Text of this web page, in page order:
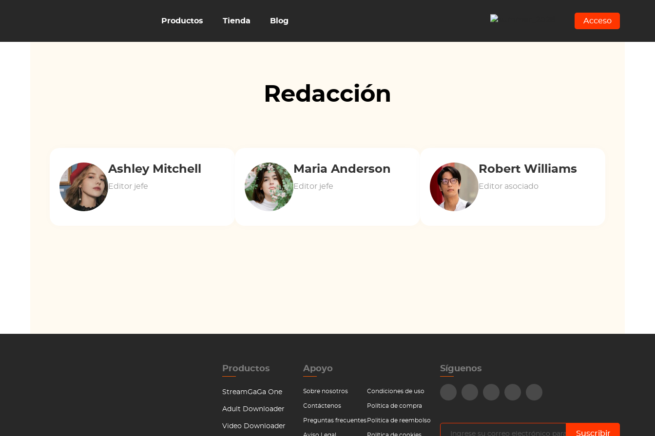
Productos Tienda Blog Acceso
Redacción
Ashley Mitchell
Editor jefe
Maria Anderson
Editor jefe
Robert Williams
Editor asociado
Productos
StreamGaGa One
Adult Downloader
Video Downloader
Apoyo
Sobre nosotros
Contáctenos
Preguntas frecuentes
Condiciones de uso
Política de compra
Politica de reembolso
Síguenos
Suscribir